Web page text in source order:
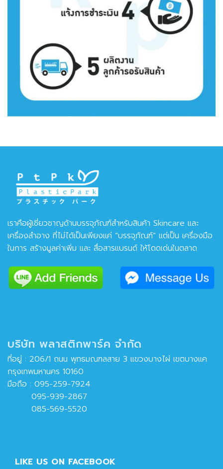
เราคือผู้เชี่ยวชาญด้านบรรจุภัณฑ์สำหรับสินค้า Skincare และ
เครื่องสำอาง ที่ไม่ได้เป็นเพียงแค่ “บรรจุภัณฑ์” แต่เป็น เครื่องมือ
ในการ สร้างมูลค่าเพิ่ม และ สื่อสารแบรนด์ ให้โดดเด่นในตลาด
บริษัท พลาสติกพาร์ค จำกัด
ที่อยู่ : 206/1 ถนน พุทธมณฑลสาย 3 แขวงบางไผ่ เขตบางแค
กรุงเทพมหานคร 10160
มือถือ : 095-259-7924
095-939-2867
085-569-5520
LIKE US ON FACEBOOK